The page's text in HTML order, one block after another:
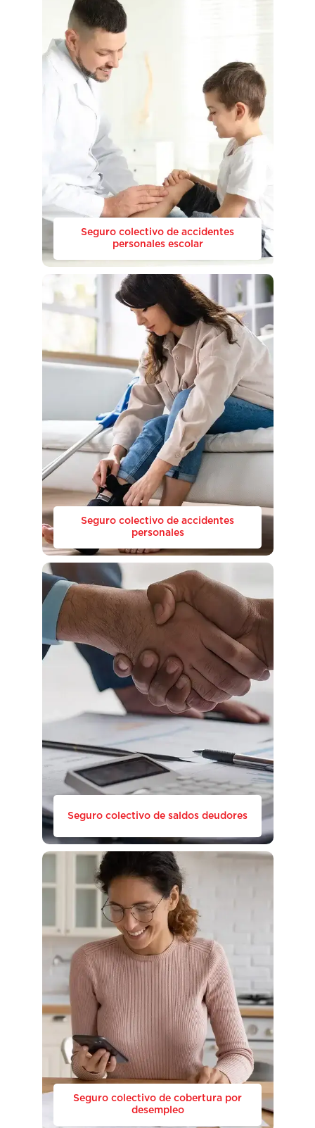
Seguro colectivo de accidentes
personales escolar
Seguro colectivo de accidentes
personales
Seguro colectivo de saldos deudores
Seguro colectivo de cobertura por
desempleo